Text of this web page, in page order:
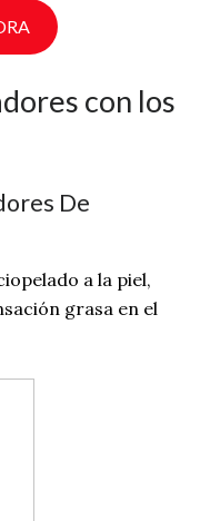
con los
De
a la piel,
grasa en el